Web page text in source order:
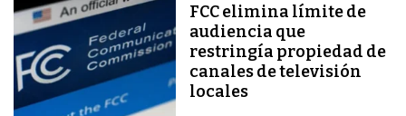
FCC elimina límite de
audiencia que
restringía propiedad de
canales de televisión
locales